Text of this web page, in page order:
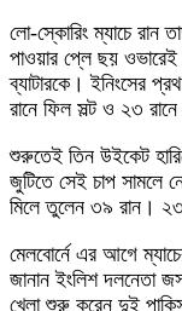
লো-স্কোরিং ম্যাচে রান
পাওয়ার প্লে ছয়
ব্যাটারকে। ইনিংসের
রানে ফিল সল্ট ও ২৩
শুরুতেই তিন উইকেট
জুটিতে সেই চাপ
মিলে তুলেন ৩৯ রান।
মেলবোর্নে এর আগে
জানান ইংলিশ দলনেতা
খেলা শুরু করেন দুই